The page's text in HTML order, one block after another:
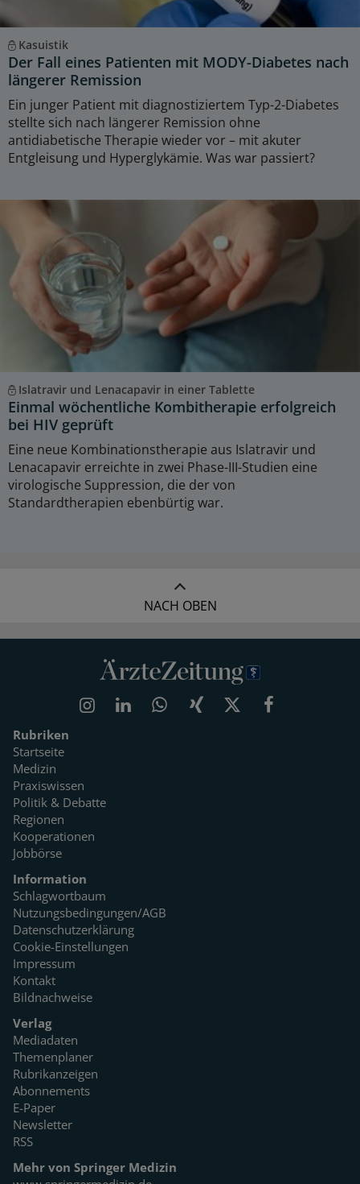
Kasuistik
Der Fall eines Patienten mit MODY-Diabetes nach
längerer Remission
Ein junger Patient mit diagnostiziertem Typ-2-Diabetes
stellte sich nach längerer Remission ohne
antidiabetische Therapie wieder vor – mit akuter
Entgleisung und Hyperglykämie. Was war passiert?
Islatravir und Lenacapavir in einer Tablette
Einmal wöchentliche Kombitherapie erfolgreich
bei HIV geprüft
Eine neue Kombinationstherapie aus Islatravir und
Lenacapavir erreichte in zwei Phase-III-Studien eine
virologische Suppression, die der von
Standardtherapien ebenbürtig war.
NACH OBEN
Rubriken
Startseite
Medizin
Praxiswissen
Politik & Debatte
Regionen
Kooperationen
Jobbörse
Information
Schlagwortbaum
Nutzungsbedingungen/AGB
Datenschutzerklärung
Cookie-Einstellungen
Impressum
Kontakt
Bildnachweise
Verlag
Mediadaten
Themenplaner
Rubrikanzeigen
Abonnements
E-Paper
Newsletter
RSS
Mehr von Springer Medizin